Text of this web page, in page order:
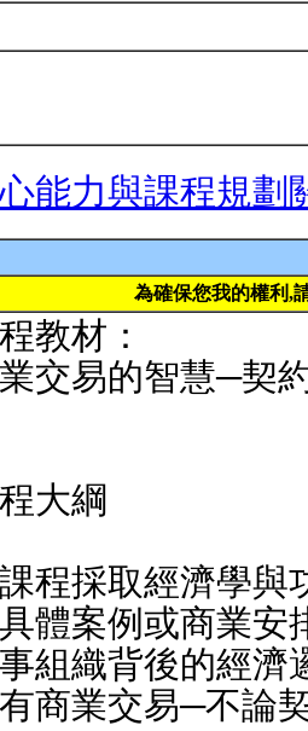
能力與課程規劃
為確保您我的權利,
教材：
交易的智慧─契
大綱
程採取經濟學與
體案例或商業安
組織背後的經濟
商業交易─不論